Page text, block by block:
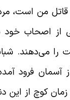
قاتل من است،
از اصحاب
را می‌دهند.
فرود
زمان کوچ از